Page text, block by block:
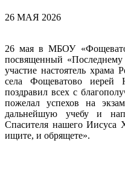
26 МАЯ 2026
26 мая в МБОУ
посвященный
участие настоятель храма
села Фощеватово иерей
поздравил всех с
пожелал успехов на
дальнейшую учебу и
Спасителя нашего Иисуса
ищите, и обрящете».